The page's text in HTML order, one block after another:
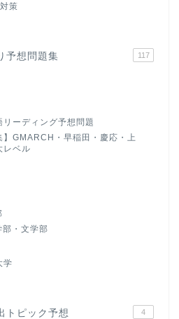
策
予想問題集 117
リーディング予想問題
】GMARCH・早稲田・慶応・上
レベル
部・文学部
学
トピック予想 4